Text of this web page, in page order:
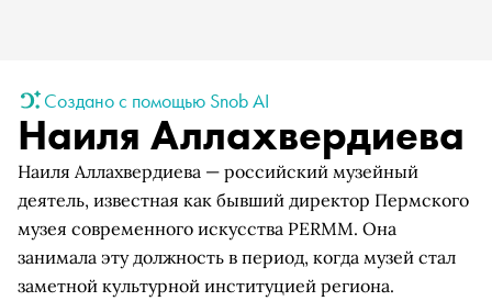
Создано с помощью Snob AI
Наиля Аллахвердиева
Наиля Аллахвердиева — российский музейный
деятель, известная как бывший директор Пермского
музея современного искусства PERMM. Она
занимала эту должность в период, когда музей стал
заметной культурной институцией региона.